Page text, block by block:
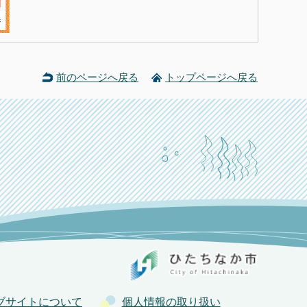
前のページへ戻る トップページへ戻る
サイトについて 個人情報の取り扱い